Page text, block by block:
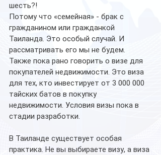
шесть?!
Потому что «семейная» - брак с
гражданином или гражданкой
Таиланда. Это особый случай. И
рассматривать его мы не будем.
Также пока рано говорить о визе для
покупателей недвижимости. Это виза
для тех, кто инвестирует от 3 000 000
тайских батов в покупку
недвижимости. Условия визы пока в
стадии разработки.
В Таиланде существует особая
практика. Не вы выбираете визу, а виза